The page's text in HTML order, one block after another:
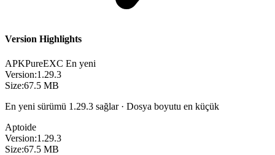
Version Highlights
APKPureEXC En yeni
Version:1.29.3
Size:67.5 MB
En yeni sürümü 1.29.3 sağlar · Dosya boyutu en küçük
Aptoide
Version:1.29.3
Size:67.5 MB